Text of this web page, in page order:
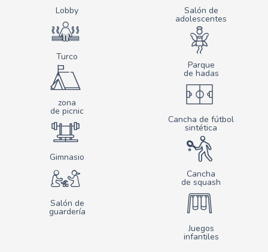
Lobby
Turco
zona
de picnic
Gimnasio
Salón de
guardería
Salón de
adolescentes
Parque
de hadas
Cancha de fútbol
sintética
Cancha
de squash
Juegos
infantiles